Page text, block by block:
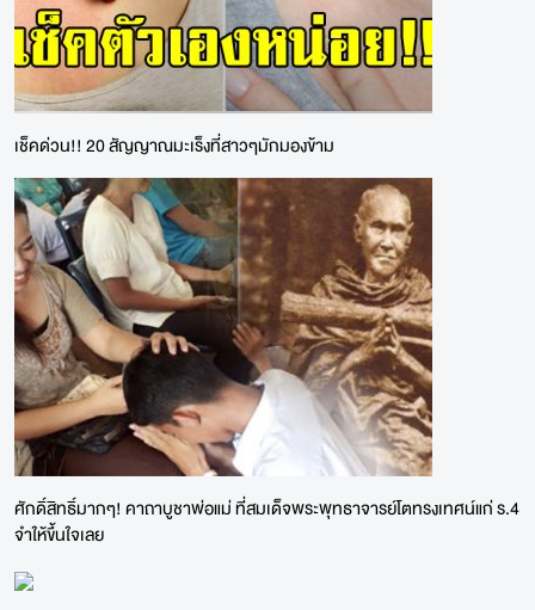
เช็คด่วน!! 20 สัญญาณมะเร็งที่สาวๆมักมองข้าม
ศักดิ์สิทธิ์มากๆ! คาถาบูชาพ่อแม่ ที่สมเด็จพระพุทธาจารย์โตทรงเทศน์แก่ ร.4
จำให้ขึ้นใจเลย